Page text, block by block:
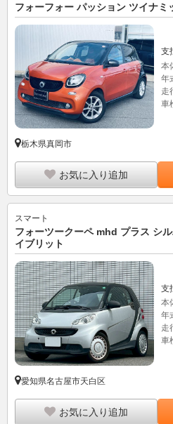
フォーフォー パッション ツイナミ
支
本
年
走
車
栃木県真岡市
お気に入り追加
スマート
フォーツークーペ mhd プラス シ
イブリット
支
本
年
走
車
愛知県名古屋市天白区
お気に入り追加